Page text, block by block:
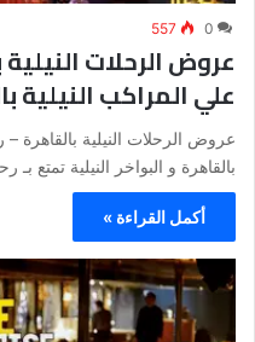
0
557
عروض الرحلات
علي المراكب النيلية
عروض الرحلات النيلية بالقاهرة –
بالقاهرة و البواخر النيلية تمتع
أكمل القراءة »